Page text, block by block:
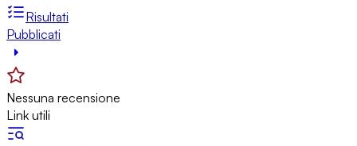
Risultati
Pubblicati
Nessuna recensione
Link utili